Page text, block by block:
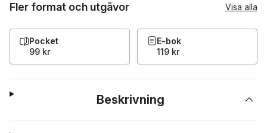
Fler format och utgåvor Visa alla
Pocket
99 kr
E-bok
119 kr
Beskrivning